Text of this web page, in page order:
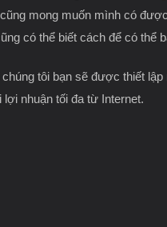
mong muốn mình có
có thể biết cách để có thể
tôi bạn sẽ được thiết lập
lợi nhuận tối đa từ Internet.